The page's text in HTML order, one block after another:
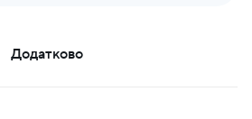
Додатково